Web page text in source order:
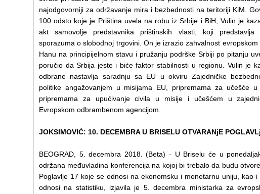
najodgovorniji za održavanje mira i bezbednosti na teritoriji KiM.
100 odsto koje je Priština uvela na robu iz Srbije i BiH, Vulin je
akt samovolje predstavnika prištinskih vlasti, koji predstavlja
sporazuma o slobodnoj trgovini. On je izrazio zahvalnost
Hanu na principijelnom stavu i pružanju podrške Srbiji po pitanju
poručio da Srbija jeste i biće faktor stabilnosti u regionu. Vulin je
odbrane nastavlja saradnju sa EU u okviru Zajedničke
politike angažovanjem u misijama EU, pripremama za učešće u
pripremama za upućivanje civila u misije i učešćem u
Evropskom odbrambenom agencijom.
JOKSIMOVIĆ: 10. DECEMBRA U BRISELU OTVARANjE
BEOGRAD, 5. decembra 2018. (Beta) - U Briselu će u
održana međuvladina konferencija na kojoj bi trebalo da budu
Poglavlje 17 koje se odnosi na ekonomsku i monetarnu uniju, kao
odnosi na statistiku, izjavila je 5. decembra ministarka za